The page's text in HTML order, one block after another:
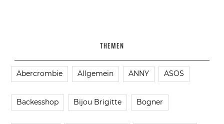
THEMEN
Abercrombie Allgemein ANNY ASOS
Backesshop Bijou Brigitte Bogner